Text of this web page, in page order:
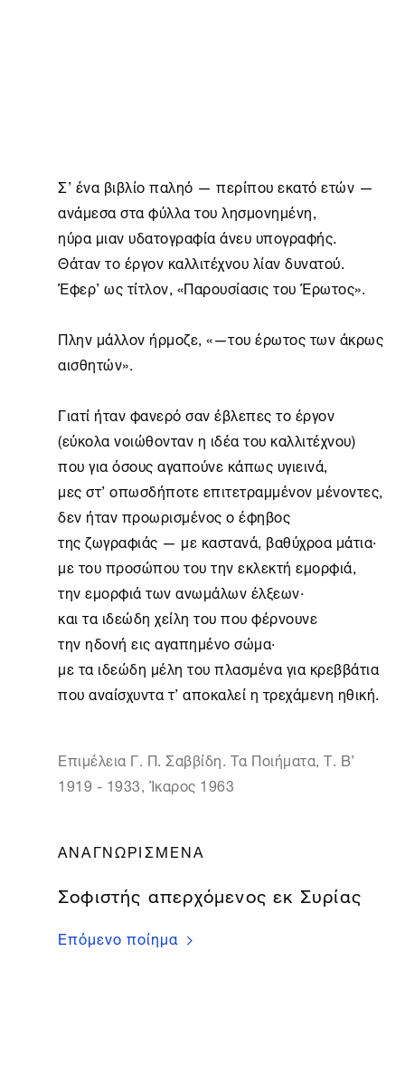
Σ’ ένα βιβλίο παληό — περίπου εκατό ετών —
ανάμεσα στα φύλλα του λησμονημένη,
ηύρα μιαν υδατογραφία άνευ υπογραφής.
Θάταν το έργον καλλιτέχνου λίαν δυνατού.
Έφερ’ ως τίτλον, «Παρουσίασις του Έρωτος».
Πλην μάλλον ήρμοζε, «—του έρωτος των άκρως
αισθητών».
Γιατί ήταν φανερό σαν έβλεπες το έργον
(εύκολα νοιώθονταν η ιδέα του καλλιτέχνου)
που για όσους αγαπούνε κάπως υγιεινά,
μες στ’ οπωσδήποτε επιτετραμμένον μένοντες,
δεν ήταν προωρισμένος ο έφηβος
της ζωγραφιάς — με καστανά, βαθύχροα μάτια·
με του προσώπου του την εκλεκτή εμορφιά,
την εμορφιά των ανωμάλων έλξεων·
και τα ιδεώδη χείλη του που φέρνουνε
την ηδονή εις αγαπημένο σώμα·
με τα ιδεώδη μέλη του πλασμένα για κρεββάτια
που αναίσχυντα τ’ αποκαλεί η τρεχάμενη ηθική.
Επιμέλεια Γ. Π. Σαββίδη. Τα Ποιήματα, Τ. Β’
1919 - 1933, Ίκαρος 1963
ΑΝΑΓΝΩΡΙΣΜΈΝΑ
Σοφιστής απερχόμενος εκ Συρίας
Επόμενο ποίημα